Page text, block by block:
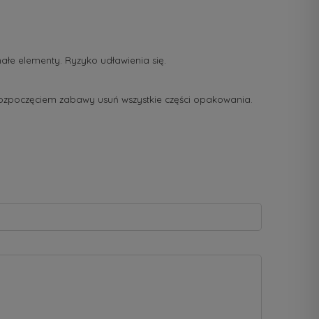
elementy. Ryzyko udławienia się.
zabawy usuń wszystkie części opakowania.